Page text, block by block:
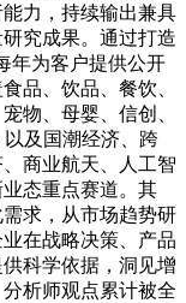
力，持续输出兼具
究成果。通过打造
年为客户提供公开
品、饮品、餐饮、
物、母婴、信创、
及国潮经济、跨
商业航天、人工智
态重点赛道。其
求，从市场趋势研
在战略决策、产品
科学依据，洞见增
析师观点累计被全